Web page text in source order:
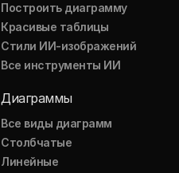
Построить диаграмму
Красивые таблицы
Стили ИИ-изображений
Все инструменты ИИ
Диаграммы
Все виды диаграмм
Столбчатые
Линейные